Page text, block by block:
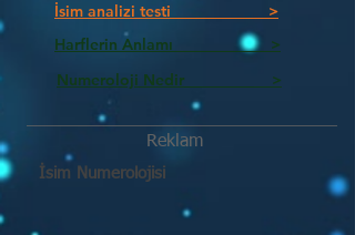
İsim analizi testi >
Harflerin Anlamı >
Numeroloji Nedir_________ >
Reklam
İsim Numerolojisi